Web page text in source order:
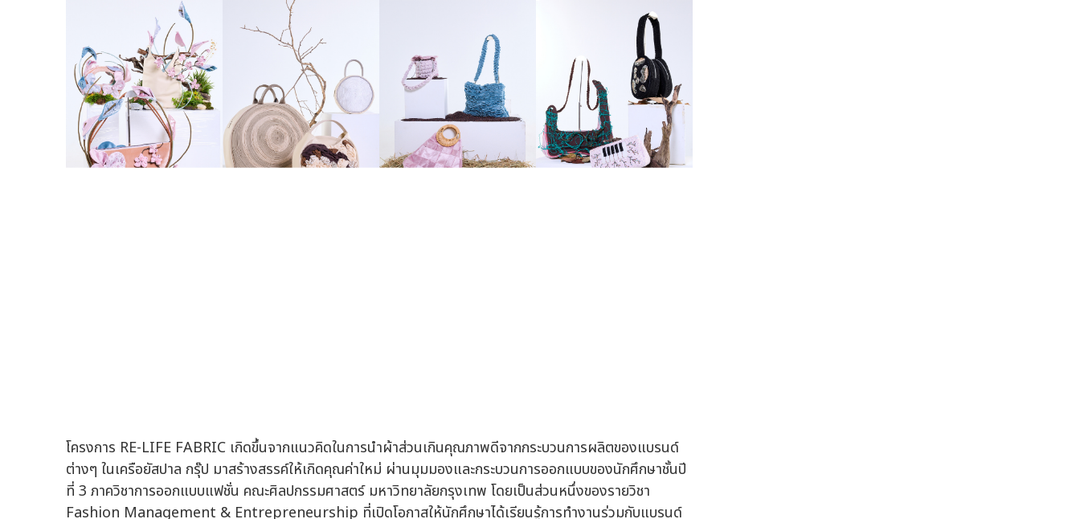
โครงการ RE-LIFE FABRIC เกิดขึ้นจากแนวคิดในการนำผ้าส่วนเกินคุณภาพดีจากกระบวนการผลิตของแบรนด์
ต่างๆ ในเครือยัสปาล กรุ๊ป มาสร้างสรรค์ให้เกิดคุณค่าใหม่ ผ่านมุมมองและกระบวนการออกแบบของนักศึกษาชั้นปี
ที่ 3 ภาควิชาการออกแบบแฟชั่น คณะศิลปกรรมศาสตร์ มหาวิทยาลัยกรุงเทพ โดยเป็นส่วนหนึ่งของรายวิชา
Fashion Management & Entrepreneurship ที่เปิดโอกาสให้นักศึกษาได้เรียนรู้การทำงานร่วมกับแบรนด์